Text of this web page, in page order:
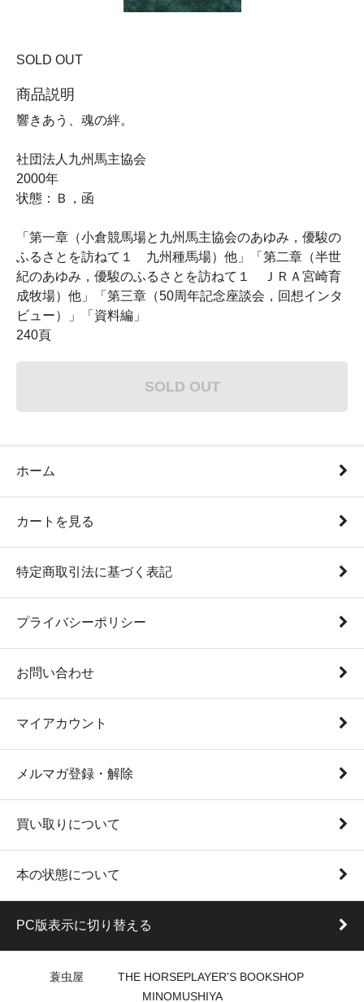
SOLD OUT
商品説明
響きあう、魂の絆。
社団法人九州馬主協会
2000年
状態：Ｂ，函
「第一章（小倉競馬場と九州馬主協会のあゆみ，優駿の
ふるさとを訪ねて１ 九州種馬場）他」「第二章（半世
紀のあゆみ，優駿のふるさとを訪ねて１ ＪＲＡ宮崎育
成牧場）他」「第三章（50周年記念座談会，回想インタ
ビュー）」「資料編」
240頁
SOLD OUT
ホーム
カートを見る
特定商取引法に基づく表記
プライバシーポリシー
お問い合わせ
マイアカウント
メルマガ登録・解除
買い取りについて
本の状態について
PC版表示に切り替える
蓑虫屋 THE HORSEPLAYER'S BOOKSHOP
MINOMUSHIYA